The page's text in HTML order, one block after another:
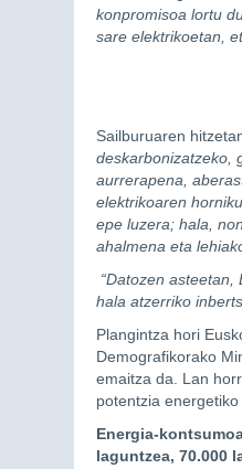
konpromisoa lortu
sare elektrikoetan,
Sailburuaren
deskarbonizatzeko,
aurrerapena,
elektrikoaren
epe luzera; hala,
ahalmena eta
“Datozen
hala atzerriko
Plangintza hori
Demografikorako
emaitza da. Lan
potentzia
Energia-
laguntzea, 70.000